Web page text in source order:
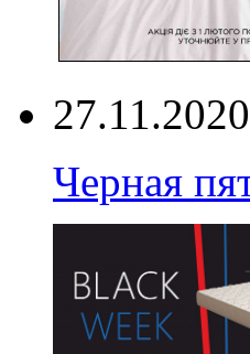
27.11.2020
Черная